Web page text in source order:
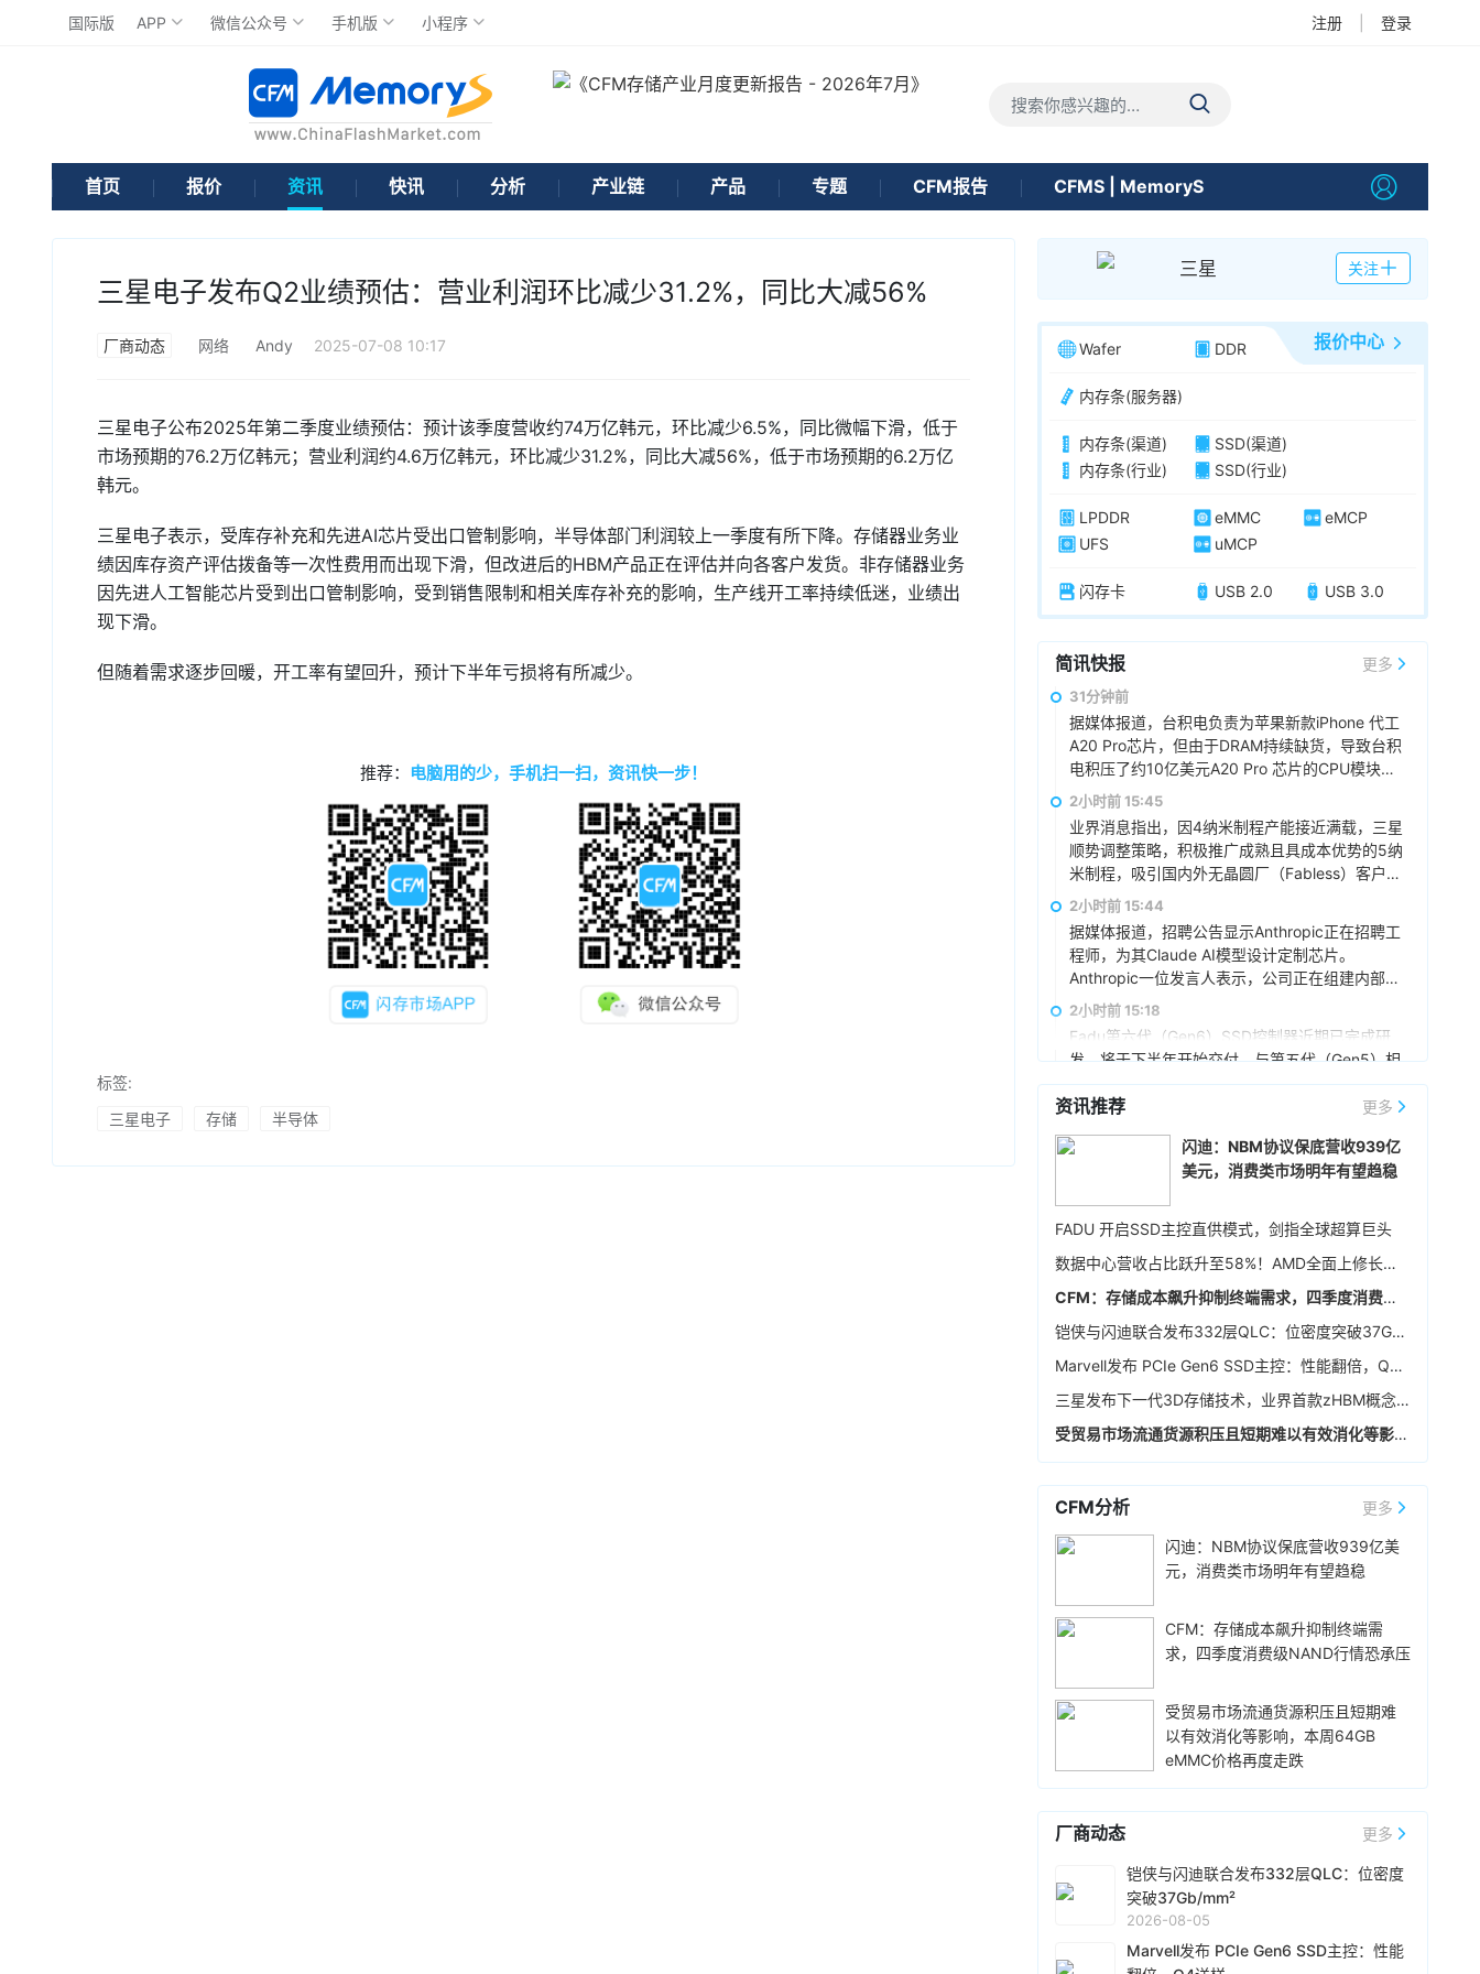
国际版 APP 微信公众号 手机版 小程序 注册 登录
首页 报价 资讯 快讯 分析 产业链 产品 专题 CFM报告 CFMS | MemoryS
三星电子发布Q2业绩预估：营业利润环比减少31.2%，同比大减56%
厂商动态 网络 Andy 2025-07-08 10:17
三星电子公布2025年第二季度业绩预估：预计该季度营收约74万亿韩元，环比减少6.5%，同比微幅下滑，低于
市场预期的76.2万亿韩元；营业利润约4.6万亿韩元，环比减少31.2%，同比大减56%，低于市场预期的6.2万亿
韩元。
三星电子表示，受库存补充和先进AI芯片受出口管制影响，半导体部门利润较上一季度有所下降。存储器业务业
绩因库存资产评估拨备等一次性费用而出现下滑，但改进后的HBM产品正在评估并向各客户发货。非存储器业务
因先进人工智能芯片受到出口管制影响，受到销售限制和相关库存补充的影响，生产线开工率持续低迷，业绩出
现下滑。
但随着需求逐步回暖，开工率有望回升，预计下半年亏损将有所减少。
推荐： 电脑用的少，手机扫一扫，资讯快一步！
标签:
三星电子
存储 半导体
三星 关注
报价中心
Wafer DDR
内存条(服务器)
内存条(渠道)
SSD(渠道)
内存条(行业)
SSD(行业)
LPDDR eMMC
eMCP
UFS
uMCP
闪存卡 USB 2.0 USB 3.0
简讯快报 更多
31分钟前
据媒体报道，台积电负责为苹果新款iPhone 代工
A20 Pro芯片，但由于DRAM持续缺货，导致台积
电积压了约10亿美元A20 Pro 芯片的CPU模块在
仓库中，尚未进入后续封装与测试环节。尽管苹
果积极尝试各种方法采购DRAM，但相关尝试均
未取得有效成果。随着DRAM困境日益凸显，
iPhone 18 Pro和iPhone 18 Pro Max的 发布可能
会延期。
2小时前 15:45
业界消息指出，因4纳米制程产能接近满载，三星
顺势调整策略，积极推广成熟且具成本优势的5纳
米制程，吸引国内外无晶圆厂（Fabless）客户采
用。据悉，4nm产线的高利用率主要归功于三星
电子内部高带宽内存（HBM4）订单的激增。由
于5nm制程同样适用于高性能服务器芯片的制
造，海外无晶圆厂公司的授权协议持续签署，近
三、四个月以来，客户对5纳米制程的需求显著增
加。
2小时前 15:44
据媒体报道，招聘公告显示Anthropic正在招聘工
程师，为其Claude AI模型设计定制芯片。
Anthropic一位发言人表示，公司正在组建内部芯
片团队，为Claude设计定制芯片，这是公司首次
公开承认该计划。Anthropic将推动硬件和模型的
2小时前 15:18
Fadu第六代（Gen6）SSD控制器近期已完成研
发，将于下半年开始交付。与第五代（Gen5）相
比，其性能提升超过一倍。并宣布将从2028年开
始供应其第七代（Gen7）SSD控制器的样品，预
10倍以上。其目标是将512GB随机读取速度提升
至每秒1亿次I/O操作（IOPS）。
2小时前 15:03
8月6日，日经225指数收跌0.93%，报65683.26
点；韩国KOSPI指数收跌4.58%，报6296.38
6%，SK海力士跌超10%。
2小时前 15:02
议，宣布启动5A新厂长期投资计划。2026年至
2029年资本支出预算以不超过新台币3,466亿元
制程与EUV（极紫外光）曝光设备。南亚科表
示，5A新厂最大规划产能约为每月45,000片晶
求分阶段建置。产能规划上，预计新厂2027年下
半年开始投片，2028年月投片量达3万片，2029
3小时前 14:44
数据中心和边缘计算客户签订了NBM协议，体现
了客户对其长期需求的信心以及对闪迪的认可。
NBM协议的bit占比将覆盖公司总bit产能的50%以
上，到2028财年（2027年7月-2028年6月）占
比将达到约三分之二。
具体来看，NBM协议的期限各不相同，最长可达
五年，加权平均期限超过四年。协议定价同时包
含固定和浮动价格部分，其中浮动部分设有价格
下限和上限。按价格下限计算，所有已签协议的
最低预期收入合计为939亿美元，实际收入将高
于该金额。部分新业务模式协议包含由现金存款
和金融工具共同构成的金融担保，总额为165亿美
采购义务的影响。
3小时前 14:43
仍以实现14%-19%供应增长为目标，随着BiCS8
年资本开支占营收的比例预计降至约6%。
3小时前 14:42
Counterpoint Research报告显示，2026年上半
年全球高端智能手机市场（批发均价在600美元
及以上）继续展现增长韧性，销量同比增长5%，
在全球智能手机总销量中的占比升至29%，高于
2025年上半年的25%以及2022年上半年的20%，
成本上涨推动，对中低端市场的冲击更为显著。
高端OEM凭借更高的利润率以及减少促销投入，
更容易消化成本上涨带来的压力，从而在整体市
场承压的环境下维持了需求。
3小时前 14:27
华为数据存储产品线副总裁吴俊杰在2026华为数
据存储用户精英论坛上表示，客观地讲，全球范
围内存储颗粒价格上涨是有影响的，今年业界友
商都进行了多次价格调整，涨价对华为的战略也
造成了一定影响。不过，华为的上游供应链稳定
CoreWeave宣布与Solidigm达成一项多年战略协
议，Solidigm 将优先支持 CoreWeave 人工智能
云平台的企业级固态硬盘 (SSD) 分配。该协议扩
展了 CoreWeave 的人工智能集成方案，有助于
求的增长而扩展。
7小时前 10:27
Netlist宣布，已与三星电子签署一项为期五年的
协议，内容涉及专利交叉许可、存储产品供应和
技术合作。根据这项协议，三星电子可以利用
Netlist的全部专利组合，包括服务器双列直插式
内存模块（DIMM）和高带宽内存（HBM）技
7小时前 10:02
资讯推荐 更多
闪迪：NBM协议保底营收939亿
美元，消费类市场明年有望趋稳
FADU 开启SSD主控直供模式，剑指全球超算巨头
数据中心营收占比跃升至58%！AMD全面上修长期财务指引，2027年该板块营收将翻倍
CFM：存储成本飙升抑制终端需求，四季度消费级NAND行情恐承压
铠侠与闪迪联合发布332层QLC：位密度突破37Gb/mm²
Marvell发布 PCIe Gen6 SSD主控：性能翻倍，Q4送样
三星发布下一代3D存储技术，业界首款zHBM概念模型和超400层的V10 NAND亮相
受贸易市场流通货源积压且短期难以有效消化等影响，本周64GB eMMC价格再度走跌
CFM分析 更多
闪迪：NBM协议保底营收939亿美
元，消费类市场明年有望趋稳
CFM：存储成本飙升抑制终端需
求，四季度消费级NAND行情恐承压
受贸易市场流通货源积压且短期难
以有效消化等影响，本周64GB
eMMC价格再度走跌
厂商动态 更多
铠侠与闪迪联合发布332层QLC：位密度
突破37Gb/mm²
2026-08-05
Marvell发布 PCIe Gen6 SSD主控：性能